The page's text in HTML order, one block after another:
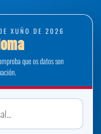
XUÑO DE 2026
que os datos son